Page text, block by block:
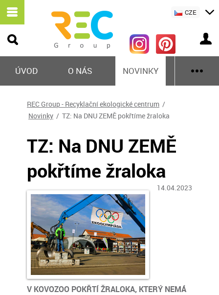
ÚVOD O NÁS NOVINKY
CZE
REC Group - Recyklační ekologické centrum /
Novinky / TZ: Na DNU ZEMĚ pokřtíme žraloka
TZ: Na DNU ZEMĚ
pokřtíme žraloka
14.04.2023
V KOVOZOO POKŘTÍ ŽRALOKA, KTERÝ NEMÁ